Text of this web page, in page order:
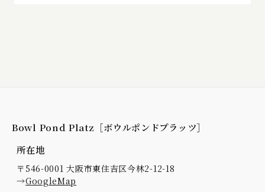
Bowl Pond Platz［ボウルポンドプラッツ］
所在地
〒546-0001 大阪市東住吉区今林2-12-18
→GoogleMap